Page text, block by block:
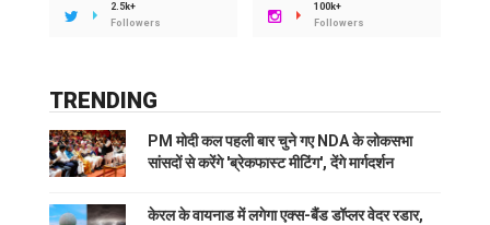
2.5k+
Followers
100k+
Followers
TRENDING
PM मोदी कल पहली बार चुने गए NDA के लोकसभा
सांसदों से करेंगे 'ब्रेकफास्ट मीटिंग', देंगे मार्गदर्शन
केरल के वायनाड में लगेगा एक्स-बैंड डॉप्लर वेदर रडार,